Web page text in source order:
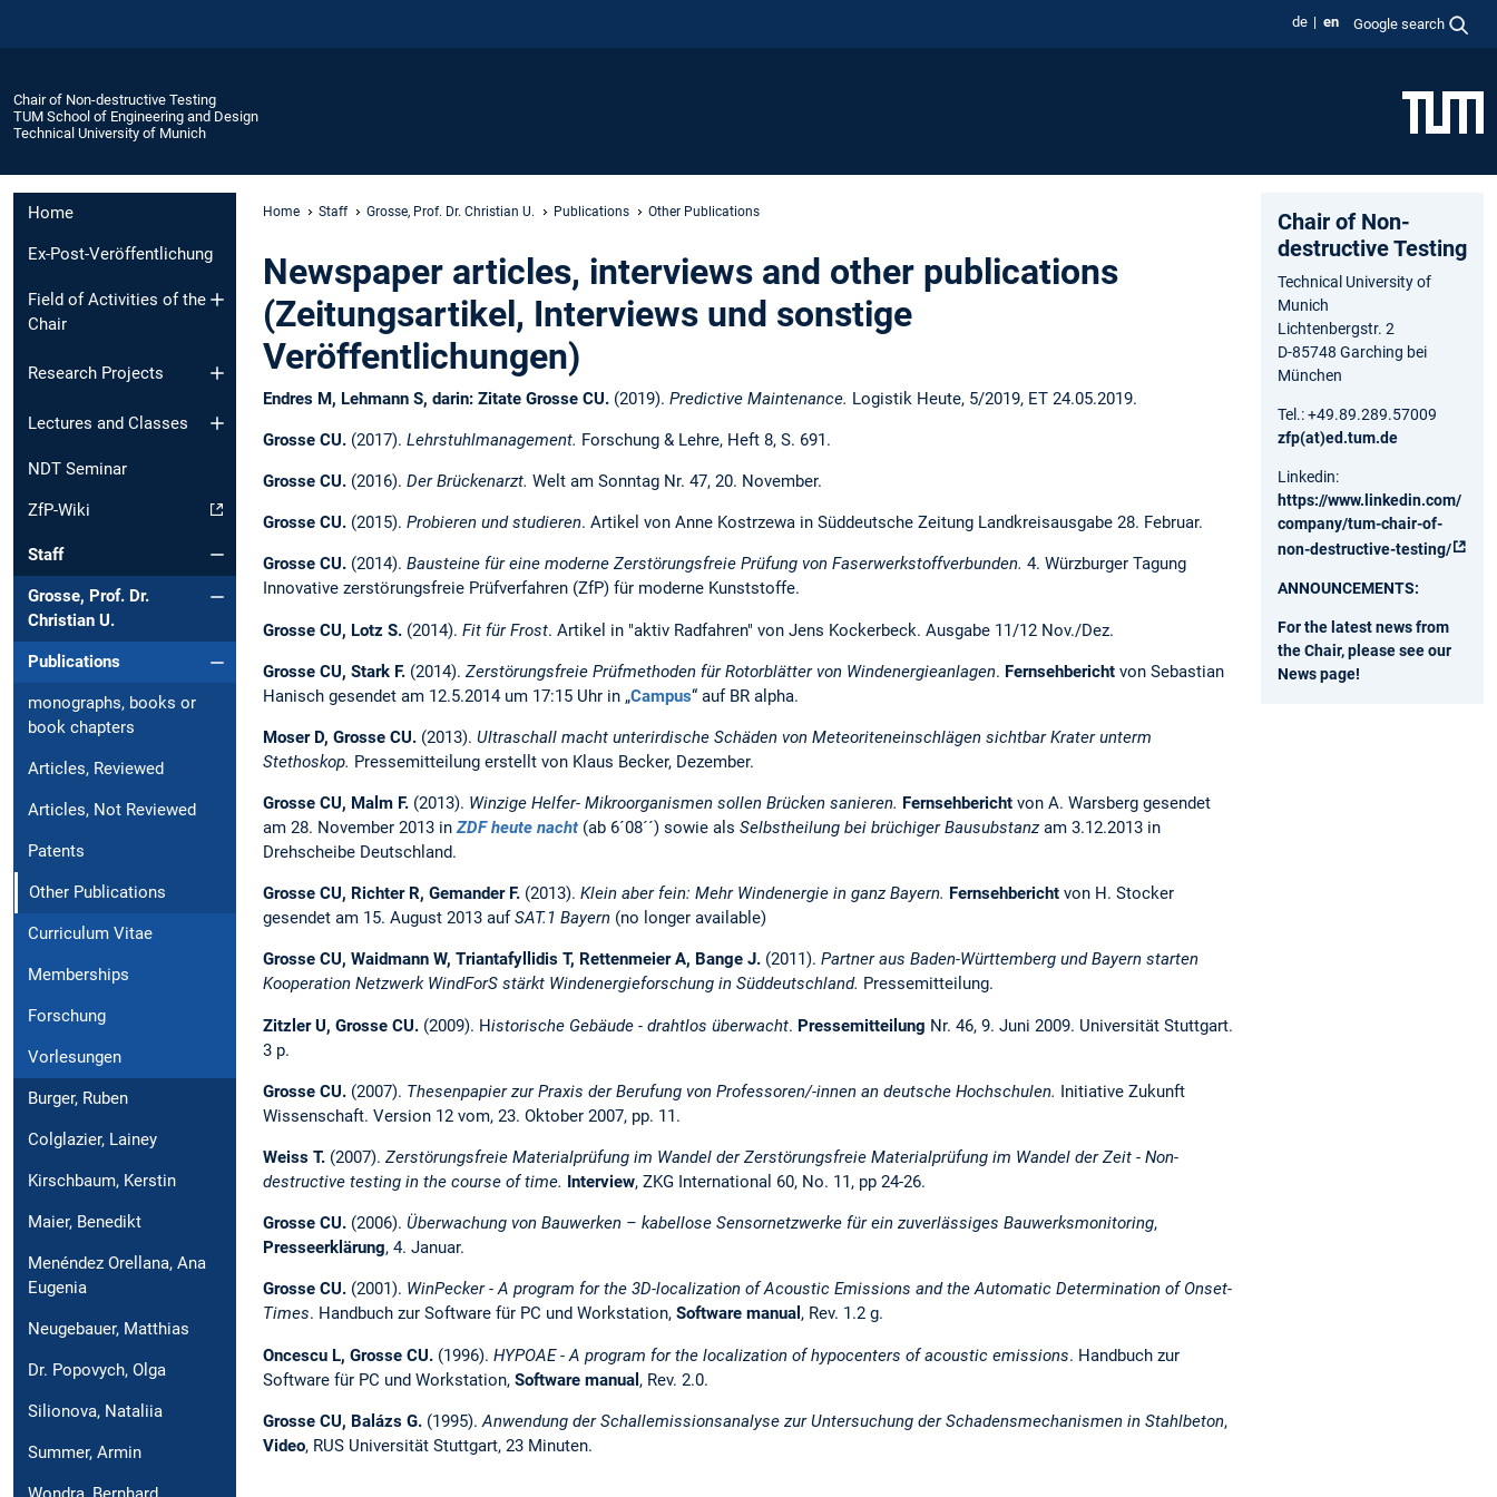
de en Google search
Chair of Non-destructive Testing
TUM School of Engineering and Design
Technical University of Munich
Home
Ex-Post-Veröffentlichung
Field of Activities of the
Chair
Research Projects
Lectures and Classes
NDT Seminar
ZfP-Wiki
Staff
Grosse, Prof. Dr.
Christian U.
Publications
monographs, books or
book chapters
Articles, Reviewed
Articles, Not Reviewed
Patents
Other Publications
Curriculum Vitae
Memberships
Forschung
Vorlesungen
Burger, Ruben
Colglazier, Lainey
Kirschbaum, Kerstin
Maier, Benedikt
Menéndez Orellana, Ana
Eugenia
Neugebauer, Matthias
Dr. Popovych, Olga
Silionova, Nataliia
Summer, Armin
Home Staff Grosse, Prof. Dr. Christian U. Publications Other Publications
Newspaper articles, interviews and other publications
(Zeitungsartikel, Interviews und sonstige
Veröffentlichungen)
Endres M, Lehmann S, darin: Zitate Grosse CU. (2019). Predictive Maintenance. Logistik Heute, 5/2019, ET 24.05.2019.
Grosse CU. (2017). Lehrstuhlmanagement. Forschung & Lehre, Heft 8, S. 691.
Grosse CU. (2016). Der Brückenarzt. Welt am Sonntag Nr. 47, 20. November.
Grosse CU. (2015). Probieren und studieren. Artikel von Anne Kostrzewa in Süddeutsche Zeitung Landkreisausgabe 28. Februar.
Grosse CU. (2014). Bausteine für eine moderne Zerstörungsfreie Prüfung von Faserwerkstoffverbunden. 4. Würzburger Tagung
Innovative zerstörungsfreie Prüfverfahren (ZfP) für moderne Kunststoffe.
Grosse CU, Lotz S. (2014). Fit für Frost. Artikel in "aktiv Radfahren" von Jens Kockerbeck. Ausgabe 11/12 Nov./Dez.
Grosse CU, Stark F. (2014). Zerstörungsfreie Prüfmethoden für Rotorblätter von Windenergieanlagen. Fernsehbericht von Sebastian
Hanisch gesendet am 12.5.2014 um 17:15 Uhr in „Campus“ auf BR alpha.
Moser D, Grosse CU. (2013). Ultraschall macht unterirdische Schäden von Meteoriteneinschlägen sichtbar Krater unterm
Stethoskop. Pressemitteilung erstellt von Klaus Becker, Dezember.
Grosse CU, Malm F. (2013). Winzige Helfer- Mikroorganismen sollen Brücken sanieren. Fernsehbericht von A. Warsberg gesendet
am 28. November 2013 inZDF heute nacht (ab 6´08´´) sowie als Selbstheilung bei brüchiger Bausubstanz am 3.12.2013 in
Drehscheibe Deutschland.
Grosse CU, Richter R, Gemander F. (2013). Klein aber fein: Mehr Windenergie in ganz Bayern. Fernsehbericht von H. Stocker
gesendet am 15. August 2013 aufSAT.1 Bayern (no longer available)
Grosse CU, Waidmann W, Triantafyllidis T, Rettenmeier A, Bange J. (2011). Partner aus Baden-Württemberg und Bayern starten
Kooperation Netzwerk WindForS stärkt Windenergieforschung in Süddeutschland. Pressemitteilung.
Zitzler U, Grosse CU. (2009). Historische Gebäude - drahtlos überwacht. Pressemitteilung Nr. 46, 9. Juni 2009. Universität Stuttgart.
3 p.
Grosse CU. (2007). Thesenpapier zur Praxis der Berufung von Professoren/-innen an deutsche Hochschulen. Initiative Zukunft
Wissenschaft. Version 12 vom, 23. Oktober 2007, pp. 11.
Weiss T. (2007). Zerstörungsfreie Materialprüfung im Wandel der Zerstörungsfreie Materialprüfung im Wandel der Zeit - Non-
destructive testing in the course of time. Interview, ZKG International 60, No. 11, pp 24-26.
Grosse CU. (2006). Überwachung von Bauwerken – kabellose Sensornetzwerke für ein zuverlässiges Bauwerksmonitoring,
Presseerklärung, 4. Januar.
Grosse CU. (2001). WinPecker - A program for the 3D-localization of Acoustic Emissions and the Automatic Determination of Onset-
Times. Handbuch zur Software für PC und Workstation, Software manual , Rev. 1.2 g.
Oncescu L, Grosse CU. (1996). HYPOAE - A program for the localization of hypocenters of acoustic emissions. Handbuch zur
Software für PC und Workstation, Software manual , Rev. 2.0.
Grosse CU, Balázs G. (1995).Anwendung der Schallemissionsanalyse zur Untersuchung der Schadens­mechanismen in Stahlbeton,
Video, RUS Universität Stuttgart, 23 Minuten.
Chair of Non-
destructive Testing
Technical University of
Munich
Lichtenbergstr. 2
D-85748 Garching bei
München
Tel.: +49.89.289.57009
zfp(at)ed.tum.de
Linkedin:
https://www.linkedin.com/
company/tum-chair-of-
non-destructive-testing/
ANNOUNCEMENTS:
For the latest news from
the Chair, please see our
News page!